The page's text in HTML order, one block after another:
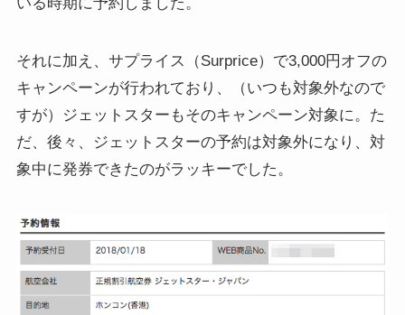
それに加え、サプライス（Surprice）で3,000円オフの
キャンペーンが行われており、（いつも対象外なので
すが）ジェットスターもそのキャンペーン対象に。た
だ、後々、ジェットスターの予約は対象外になり、対
象中に発券できたのがラッキーでした。